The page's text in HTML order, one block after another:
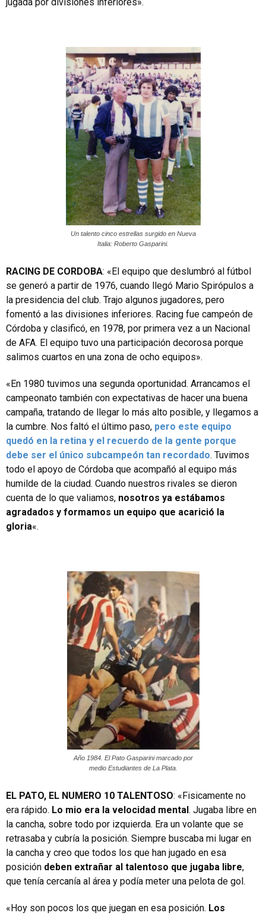
Un talento cinco estrellas surgido en Nueva
Italia: Roberto Gasparini.
RACING DE CORDOBA: «El equipo que deslumbró al fútbol
se generó a partir de 1976, cuando llegó Mario Spirópulos a
la presidencia del club. Trajo algunos jugadores, pero
fomentó a las divisiones inferiores. Racing fue campeón de
Córdoba y clasificó, en 1978, por primera vez a un Nacional
de AFA. El equipo tuvo una participación decorosa porque
salimos cuartos en una zona de ocho equipos».
«En 1980 tuvimos una segunda oportunidad. Arrancamos el
campeonato también con expectativas de hacer una buena
campaña, tratando de llegar lo más alto posible, y llegamos a
la cumbre. Nos faltó el último paso, pero este equipo
quedó en la retina y el recuerdo de la gente porque
debe ser el único subcampeón tan recordado. Tuvimos
todo el apoyo de Córdoba que acompañó al equipo más
humilde de la ciudad. Cuando nuestros rivales se dieron
cuenta de lo que valiamos, nosotros ya estábamos
agradados y formamos un equipo que acarició la
gloria«.
Año 1984. El Pato Gasparini marcado por
medio Estudiantes de La Plata.
EL PATO, EL NUMERO 10 TALENTOSO: «Fisicamente no
era rápido. Lo mio era la velocidad mental. Jugaba libre en
la cancha, sobre todo por izquierda. Era un volante que se
retrasaba y cubría la posición. Siempre buscaba mi lugar en
la cancha y creo que todos los que han jugado en esa
posición deben extrañar al talentoso que jugaba libre,
que tenía cercanía al área y podía meter una pelota de gol.
«Hoy son pocos los que juegan en esa posición. Los